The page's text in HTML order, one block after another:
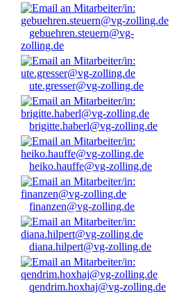
gebuehren.steuern@vg-
zolling.de
ute.gresser@vg-zolling.de
brigitte.haberl@vg-zolling.de
heiko.hauffe@vg-zolling.de
finanzen@vg-zolling.de
diana.hilpert@vg-zolling.de
qendrim.hoxhaj@vg-zolling.de